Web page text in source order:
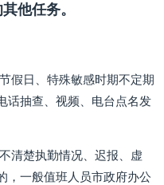
他任务。
假日、特殊敏感时期不定期
话抽查、视频、电台点名发
清楚执勤情况、迟报、虚
，一般值班人员市政府办公